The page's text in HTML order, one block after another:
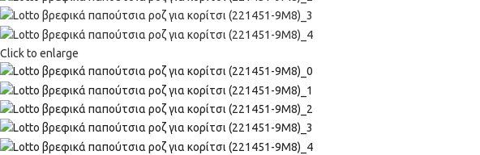
Click to enlarge